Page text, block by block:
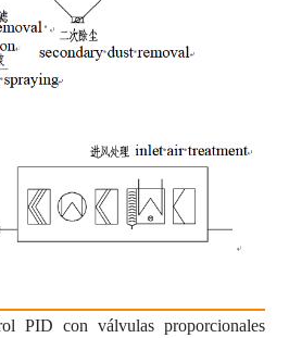
PID con válvulas proporcionales